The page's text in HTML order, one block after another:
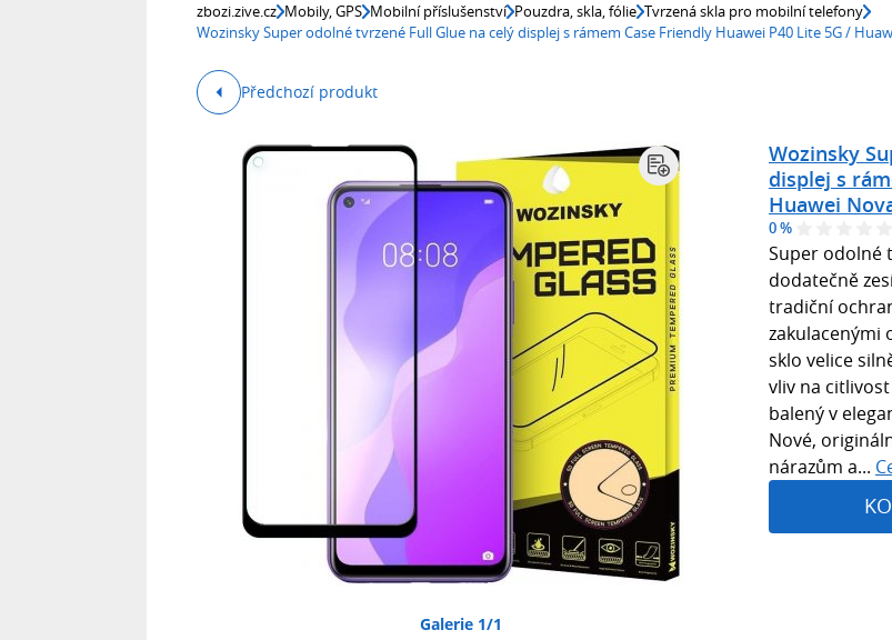
zbozi.zive.cz Mobily, GPS Mobilní příslušenství Pouzdra, skla, fólie Tvrzená skla pro mobilní telefony
Wozinsky Super odolné tvrzené Full Glue na celý displej s rámem Case Friendly Huawei P40 Lite 5G /
Předchozí produkt
Galerie 1/1
Wozinsky
displej s
Huawei
0 %
Super odolné
dodatečně
tradiční
zakulacenými
sklo velice
vliv na
balený v
Nové,
nárazům a...